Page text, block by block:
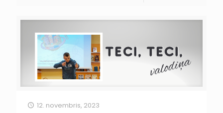
12. novembris, 2023